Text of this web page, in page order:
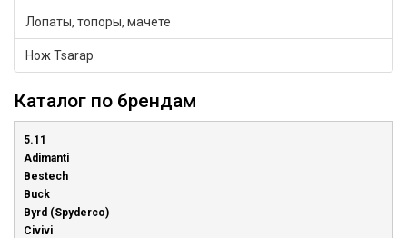
Лопаты, топоры, мачете
Нож Tsarap
Каталог по брендам
5.11
Adimanti
Bestech
Buck
Byrd (Spyderco)
Civivi